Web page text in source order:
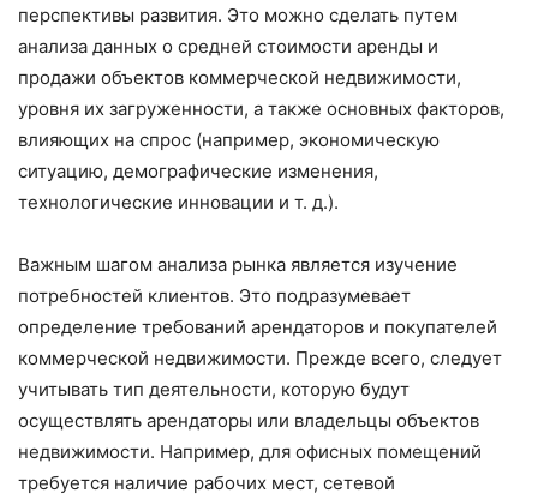
перспективы развития. Это можно сделать путем
анализа данных о средней стоимости аренды и
продажи объектов коммерческой недвижимости,
уровня их загруженности, а также основных факторов,
влияющих на спрос (например, экономическую
ситуацию, демографические изменения,
технологические инновации и т. д.).
Важным шагом анализа рынка является изучение
потребностей клиентов. Это подразумевает
определение требований арендаторов и покупателей
коммерческой недвижимости. Прежде всего, следует
учитывать тип деятельности, которую будут
осуществлять арендаторы или владельцы объектов
недвижимости. Например, для офисных помещений
требуется наличие рабочих мест, сетевой